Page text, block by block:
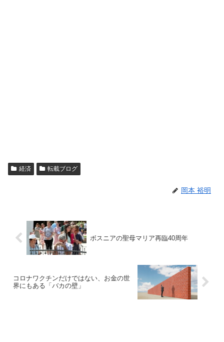
経済 転載ブログ
岡本 裕明
ボスニアの聖母マリア再臨40周年
コロナワクチンだけではない、お金の世
界にもある「バカの壁」